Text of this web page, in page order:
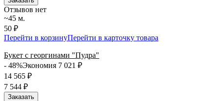
Отзывов нет
~45 м.
50 ₽
Перейти в корзинуПерейти в карточку товара
Букет с георгинами "Пудра"
- 48%Экономия 7 021 ₽
14 565 ₽
7 544 ₽
Заказать